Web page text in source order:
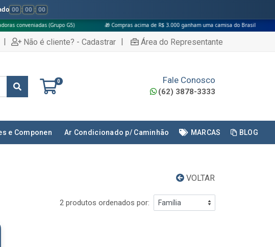
00 : 00 : 00
(Grupo G5) 🎁 Compras acima de R$ 3.000 ganham uma camisa do Brasil
| Não é cliente? - Cadastrar | Área do Representante
0 Fale Conosco
(62) 3878-3333
e Componen Ar Condicionado p/ Caminhão MARCAS BLOG
VOLTAR
2 produtos ordenados por: